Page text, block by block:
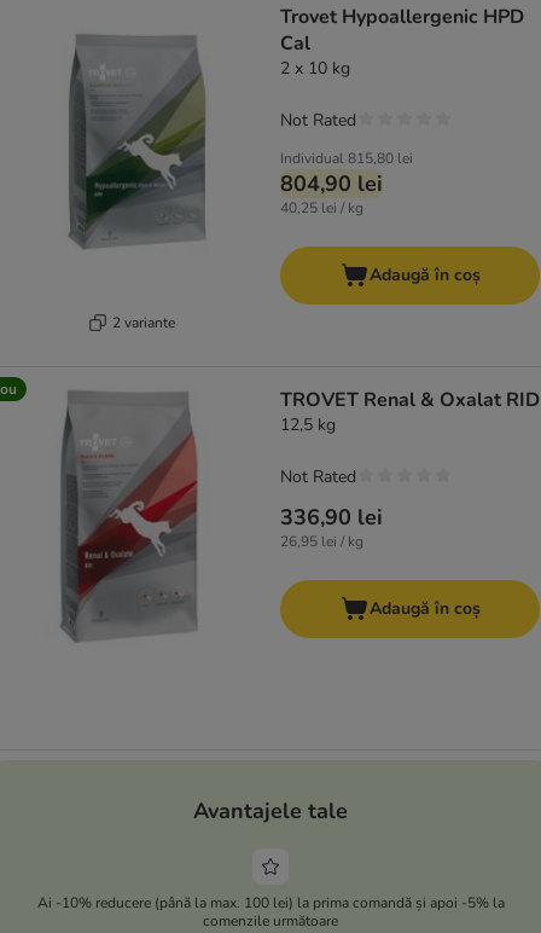
2 variante
Trovet Hypoallergenic HPD
Cal
2 x 10 kg
Individual815,80 lei
804,90 lei
40,25 lei / kg
Not Rated
Adaugă în coș
TROVET Renal & Oxalat RID
12,5 kg
336,90 lei
26,95 lei / kg
Not Rated
Adaugă în coș
Avantajele tale
Ai -10% reducere (până la max. 100 lei) la prima comandă și apoi -5% la
comenzile următoare